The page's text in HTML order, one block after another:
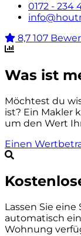
0172 - 234
8,7 107
Was ist
Möchtest du
ist? Ein Makler
um den Wert
Einen
Lassen Sie
automatisch
Wohnung